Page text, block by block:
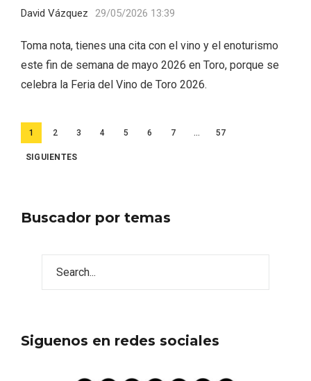
David Vázquez 29/05/2026 13:39
Toma nota, tienes una cita con el vino y el enoturismo
este fin de semana de mayo 2026 en Toro, porque se
celebra la Feria del Vino de Toro 2026.
Paginación
de
1 2 3 4 5 6 7 … 57
SIGUIENTES
Buscador por temas
Siguenos en redes sociales
Salón Gourmet 2026
Disfrutar de la Semana Santa en Rueda
en 2026